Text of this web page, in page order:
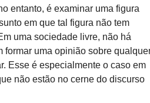
entanto, é examinar uma figura
em que tal figura não tem
uma sociedade livre, não há
formar uma opinião sobre
Esse é especialmente o caso em
não estão no cerne do discurso